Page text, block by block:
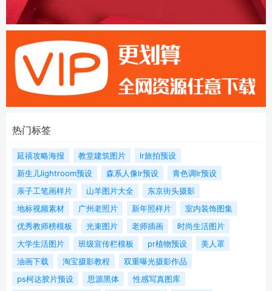
热门标签
延禧攻略海报 教堂建筑图片
lr旅拍预设
新生儿lightroom预设
森系人像lr预设
青色调lr预设
亲子工笔画样片
山羊图片大全
东京街头摄影
地标视频素材
广州老照片 新年照样片
室内装饰图集
优秀教师榜模板
光束图片 老师插画
时尚生活图片
大学生活图片
班级宣传栏模板 pr植物预设
美人罩
油画下载
淘宝摄影教程
双重曝光摄影作品
ps柯达胶片预设
思源黑体
性感写真图库